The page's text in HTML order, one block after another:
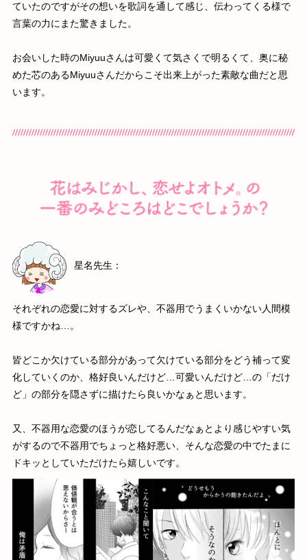
ていたのですがその想いを歌詞を通して感じ、伝わってくる様で
言葉の力にまた驚きました。
お会いした時のMiyuuさんは可愛くて気さくで明るくて、奥に秘
めた芯のあるMiyuuさんだからこそ出来上がった素敵な曲だと思
います。
星名先生：
それぞれの恋愛に対するズレや、不器用でうまくいかない人間模
様ですかね…。
皆どこか欠けている部分があって欠けている部分をどう補って変
化していくのか、格好良いんだけど…可愛いんだけど…の「だけ
ど」の部分を隠さずに描けたら良いかなぁと思います。
又、不器用な恋愛のほうが恋してるんだなぁとより感じやすい気
がするので不器用でちょっと格好悪い、そんな恋愛の中でたまに
ドキッとしていただけたら嬉しいです。